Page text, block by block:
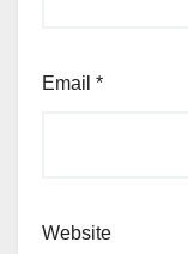
Email *
Website